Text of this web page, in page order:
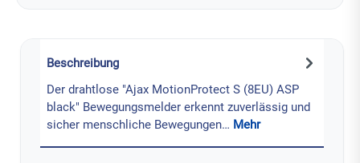
Beschreibung
Der drahtlose "Ajax MotionProtect S (8EU) ASP
black" Bewegungsmelder erkennt zuverlässig und
sicher menschliche Bewegungen… Mehr